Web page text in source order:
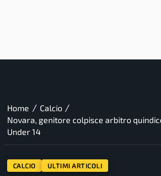
Home / Calcio /
Novara, genitore colpisce arbitro
Under 14
CALCIO ULTIMI ARTICOLI